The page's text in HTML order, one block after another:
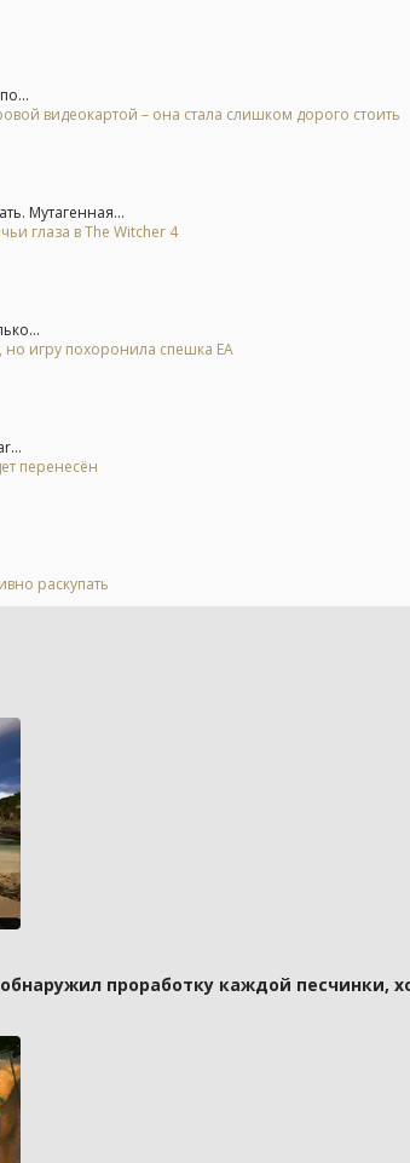
видеокартой – она стала слишком дорого стоить
Мутагенная...
глаза в The Witcher 4
игру похоронила спешка EA
перенесён
раскупать
проработку каждой песчинки,